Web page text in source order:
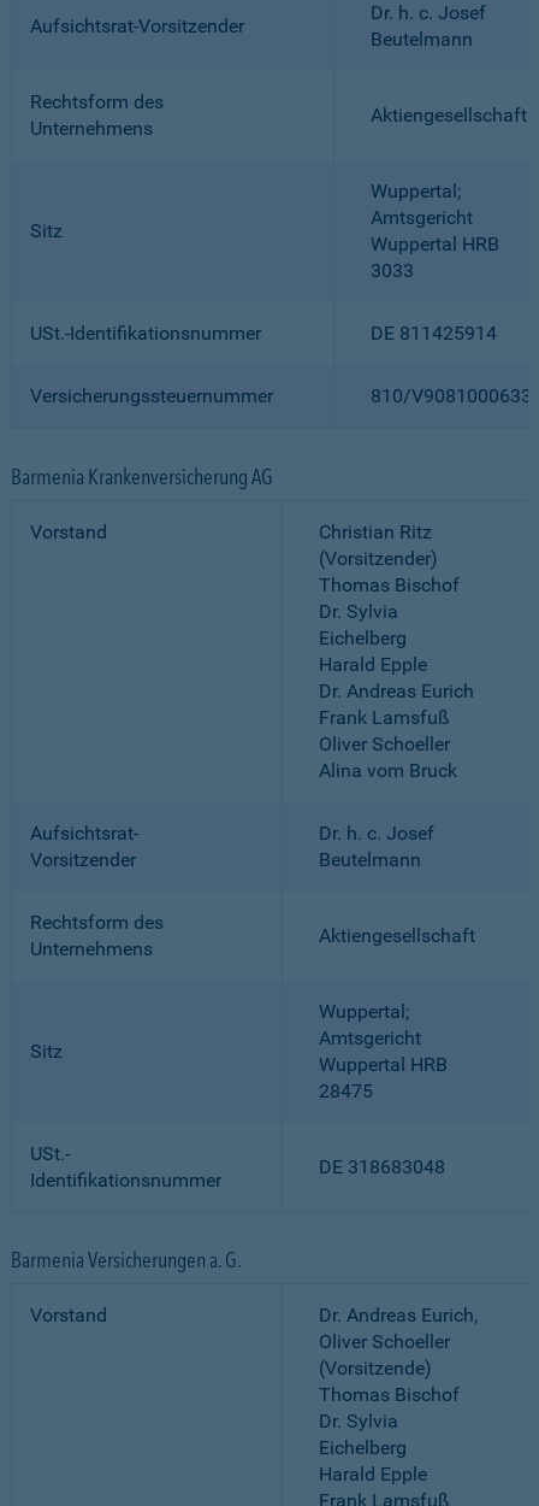
Aufsichtsrat-Vorsitzender
Dr. h. c. Josef
Beutelmann
Rechtsform des
Unternehmens
Aktiengesellschaft
Sitz
Wuppertal;
Amtsgericht
Wuppertal HRB
3033
USt.-Identifikationsnummer DE 811425914
Versicherungssteuernummer 810/
Barmenia Krankenversicherung AG
Vorstand
Christian Ritz
(Vorsitzender)
Thomas Bischof
Dr. Sylvia
Eichelberg
Harald Epple
Dr. Andreas Eurich
Frank Lamsfuß
Oliver Schoeller
Alina vom Bruck
Aufsichtsrat-
Vorsitzender
Dr. h. c. Josef
Beutelmann
Rechtsform des
Unternehmens
Aktiengesellschaft
Sitz
Wuppertal;
Amtsgericht
Wuppertal HRB
28475
USt.-
Identifikationsnummer
DE 318683048
Barmenia Versicherungen a. G.
Vorstand
Dr. Andreas Eurich,
Oliver Schoeller
(Vorsitzende)
Thomas Bischof
Dr. Sylvia
Eichelberg
Harald Epple
Frank Lamsfuß